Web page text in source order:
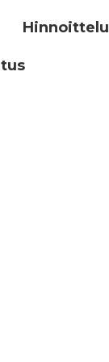
Hinnoittelu